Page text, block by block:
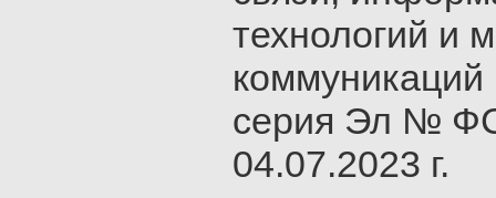
технологий и
серия Эл №
04.07.2023 г.